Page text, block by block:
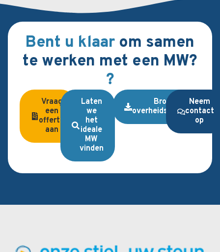
Bent u klaar om samen
te werken met een MW?
?
Vraag
een
offerte
aan
Laten
we
het
ideale
MW
vinden
Brochure
overheidsopdrachten
Neem
contact
op